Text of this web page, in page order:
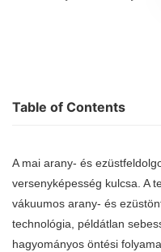
Table of Contents
A mai arany- és
versenyképesség kulcsa. A
vákuumos arany- és
technológia, példátlan
hagyományos öntési